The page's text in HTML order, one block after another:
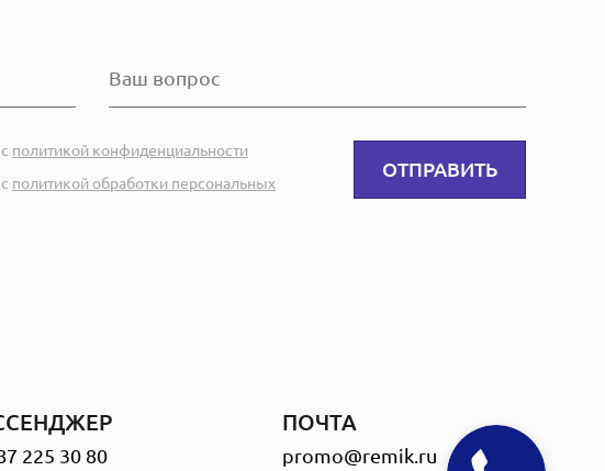
политикой конфиденциальности
политикой обработки персональных
ОТПРАВИТЬ
225 30 80
ПОЧТА
promo@remik.ru